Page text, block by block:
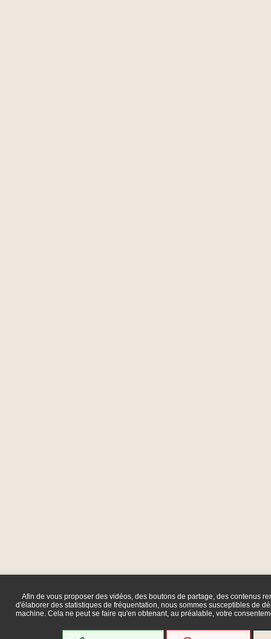
Afin de vous proposer des vidéos, des boutons de partage, des contenus
d'élaborer des statistiques de fréquentation, nous sommes susceptibles de
machine. Cela ne peut se faire qu'en obtenant, au préalable, votre